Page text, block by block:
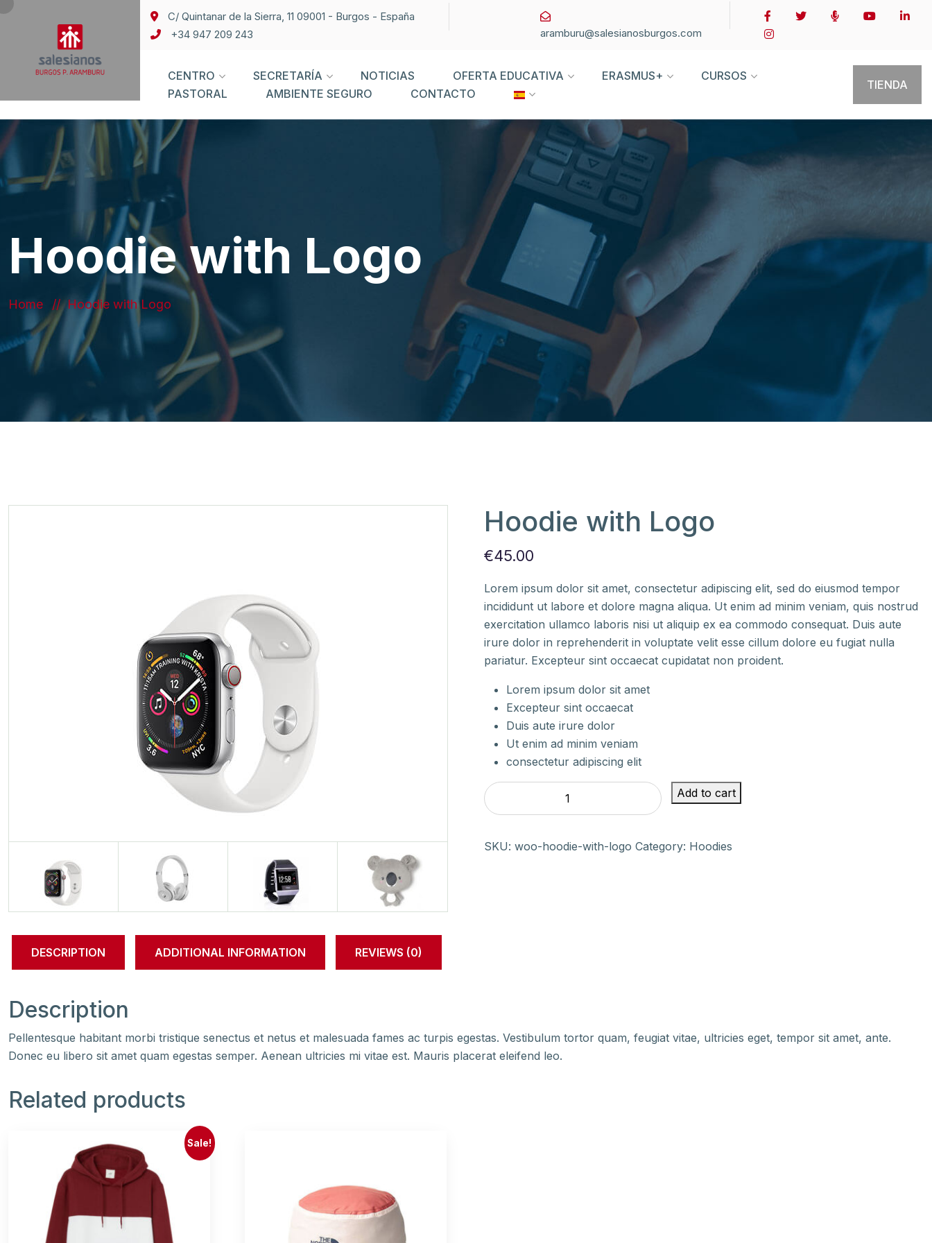
C/ Quintanar de la Sierra, 11 09001 - Burgos - España
+34 947 209 243
aramburu@salesianosburgos.com
CENTRO SECRETARÍA NOTICIAS OFERTA EDUCATIVA ERASMUS+
CURSOS
PASTORAL
AMBIENTE SEGURO CONTACTO
TIENDA
Hoodie with Logo
Home Hoodie with Logo
Hoodie with Logo
€45.00
Lorem ipsum dolor sit amet, consectetur adipiscing elit, sed do eiusmod tempor
incididunt ut labore et dolore magna aliqua. Ut enim ad minim veniam, quis nostrud
exercitation ullamco laboris nisi ut aliquip ex ea commodo consequat. Duis aute
irure dolor in reprehenderit in voluptate velit esse cillum dolore eu fugiat nulla
pariatur. Excepteur sint occaecat cupidatat non proident.
Lorem ipsum dolor sit amet
Excepteur sint occaecat
Duis aute irure dolor
Ut enim ad minim veniam
consectetur adipiscing elit
Add to cart
SKU:woo-hoodie-with-logo Category: Hoodies
DESCRIPTION ADDITIONAL INFORMATION REVIEWS (0)
Description
Pellentesque habitant morbi tristique senectus et netus et malesuada fames ac turpis egestas. Vestibulum tortor quam, feugiat vitae, ultricies eget, tempor sit amet, ante.
Donec eu libero sit amet quam egestas semper. Aenean ultricies mi vitae est. Mauris placerat eleifend leo.
Related products
Sale!